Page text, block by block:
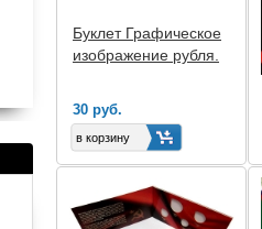
Буклет Графическое
изображение рубля.
30 руб.